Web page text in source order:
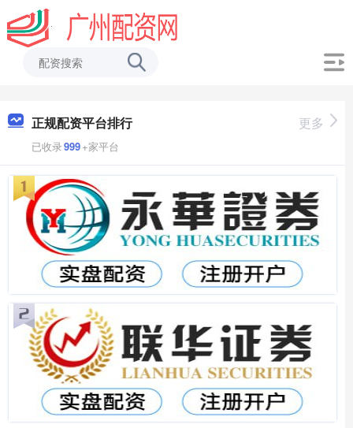
正规配资平台排行
已收录999+家平台
更多